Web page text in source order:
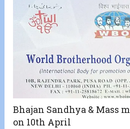
Bhajan Sandhya & Mass
on 10th April